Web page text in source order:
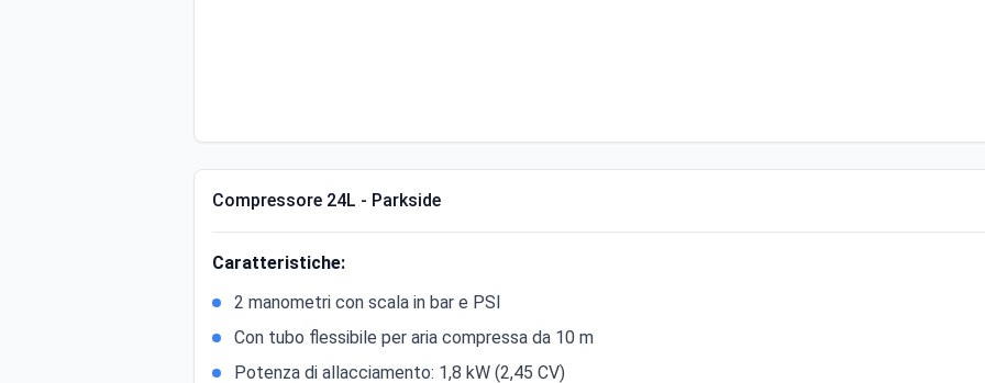
Compressore 24L - Parkside
Caratteristiche:
2 manometri con scala in bar e PSI
Con tubo flessibile per aria compressa da 10 m
Potenza di allacciamento: 1,8 kW (2,45 CV)